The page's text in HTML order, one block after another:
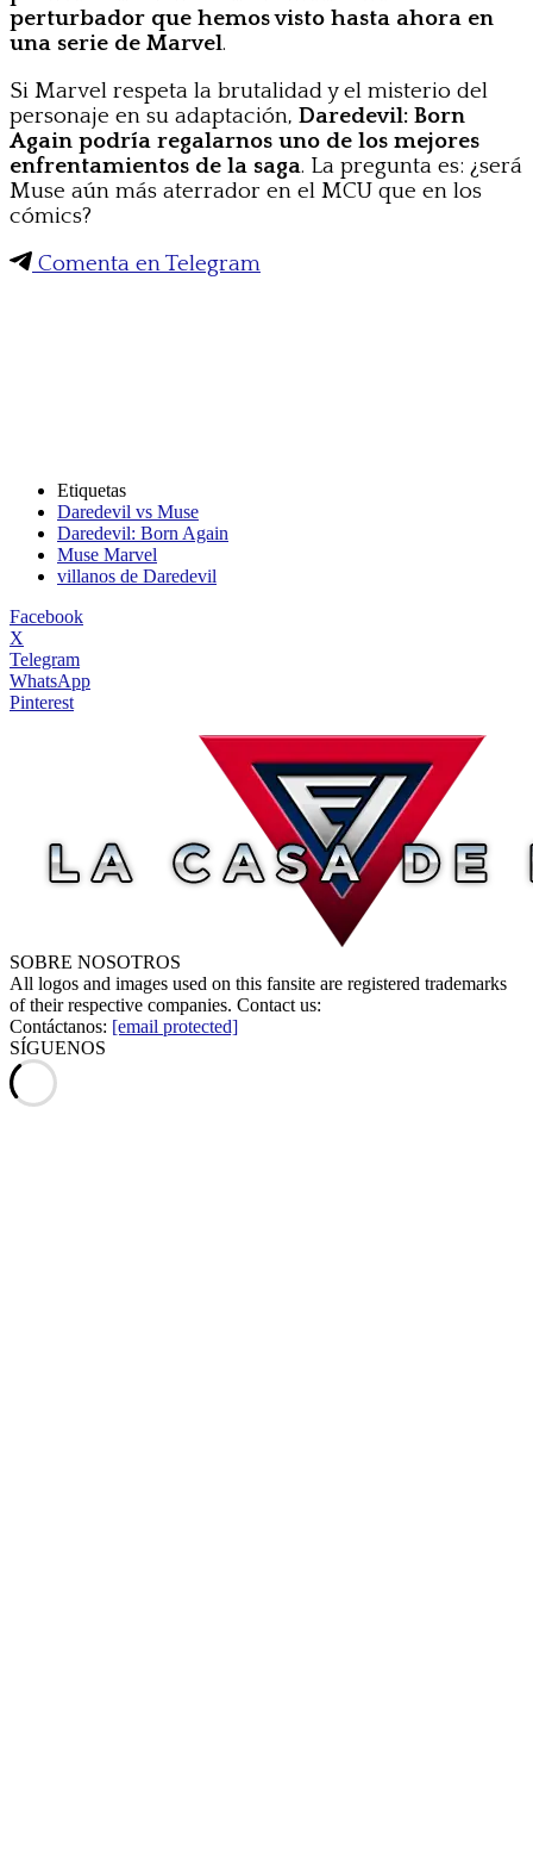
perturbador que hemos visto hasta ahora en
una serie de Marvel.
Si Marvel respeta la brutalidad y el misterio del
personaje en su adaptación, Daredevil: Born
Again podría regalarnos uno de los mejores
enfrentamientos de la saga. La pregunta es: ¿será
Muse aún más aterrador en el MCU que en los
cómics?
Comenta en Telegram
Etiquetas
Daredevil vs Muse
Daredevil: Born Again
Muse Marvel
villanos de Daredevil
Facebook
X
Telegram
WhatsApp
Pinterest
SOBRE NOSOTROS
All logos and images used on this fansite are registered trademarks
of their respective companies. Contact us:
Contáctanos: [email protected]
SÍGUENOS